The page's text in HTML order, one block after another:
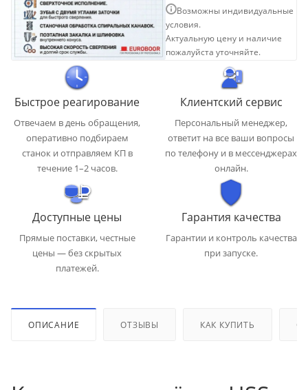
Возможны индивидуальные
условия.
Актуальную цену и наличие
пожалуйста уточняйте.
Быстрое реагирование
Отвечаем в день обращения,
оперативно подбираем
станок и отправляем КП в
течение 1–2 часов.
Клиентский сервис
Персональный менеджер,
ответит на все ваши вопросы
по телефону и в мессенджерах
онлайн.
Доступные цены
Прямые поставки, честные
цены — без скрытых
платежей.
Гарантия качества
Гарантии и контроль качества
при запуске.
ОПИСАНИЕ ОТЗЫВЫ КАК КУПИТЬ